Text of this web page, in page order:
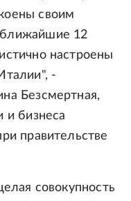
своим
12
настроены
-
Безсмертная,
и бизнеса
правительстве
совокупность